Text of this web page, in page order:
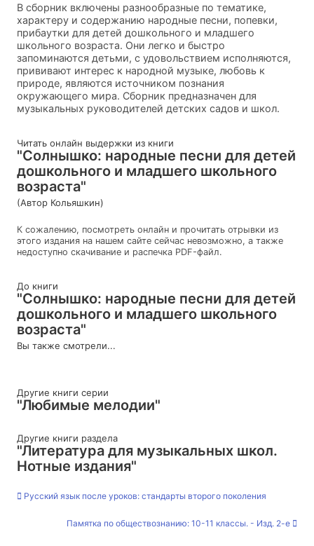
В сборник включены разнообразные по тематике,
характеру и содержанию народные песни, попевки,
прибаутки для детей дошкольного и младшего
школьного возраста. Они легко и быстро
запоминаются детьми, с удовольствием исполняются,
прививают интерес к народной музыке, любовь к
природе, являются источником познания
окружающего мира. Сборник предназначен для
музыкальных руководителей детских садов и школ.
Читать онлайн выдержки из книги
"Солнышко: народные песни для детей
дошкольного и младшего школьного
возраста"
(Автор Кольяшкин)
К сожалению, посмотреть онлайн и прочитать отрывки из
этого издания на нашем сайте сейчас невозможно, а также
недоступно скачивание и распечка PDF-файл.
До книги
"Солнышко: народные песни для детей
дошкольного и младшего школьного
возраста"
Вы также смотрели...
Другие книги серии
"Любимые мелодии"
Другие книги раздела
"Литература для музыкальных школ.
Нотные издания"
Русский язык после уроков: стандарты второго поколения
Памятка по обществознанию: 10-11 классы. - Изд. 2-е